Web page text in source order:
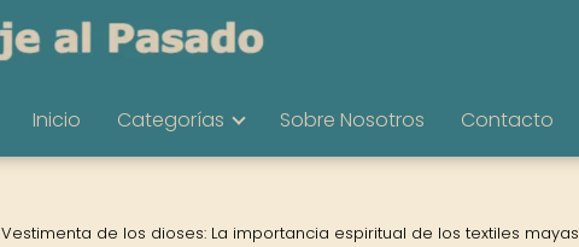
Inicio Categorías Sobre Nosotros Contacto
Vestimenta de los dioses: La importancia espiritual de los textiles mayas